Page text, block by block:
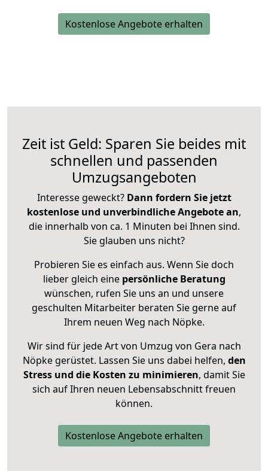
Kostenlose Angebote erhalten
Zeit ist Geld: Sparen Sie beides mit
schnellen und passenden
Umzugsangeboten
Interesse geweckt? Dann fordern Sie jetzt
kostenlose und unverbindliche Angebote an,
die innerhalb von ca. 1 Minuten bei Ihnen sind.
Sie glauben uns nicht?
Probieren Sie es einfach aus. Wenn Sie doch
lieber gleich eine persönliche Beratung
wünschen, rufen Sie uns an und unsere
geschulten Mitarbeiter beraten Sie gerne auf
Ihrem neuen Weg nach Nöpke.
Wir sind für jede Art von Umzug von Gera nach
Nöpke gerüstet. Lassen Sie uns dabei helfen, den
Stress und die Kosten zu minimieren, damit Sie
sich auf Ihren neuen Lebensabschnitt freuen
können.
Kostenlose Angebote erhalten